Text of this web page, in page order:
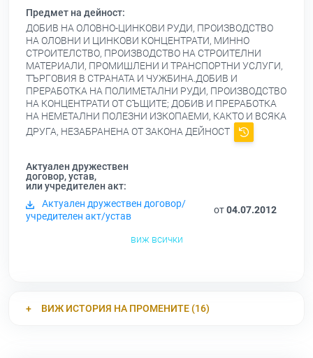
Предмет на дейност:
ДОБИВ НА ОЛОВНО-ЦИНКОВИ РУДИ, ПРОИЗВОДСТВО
НА ОЛОВНИ И ЦИНКОВИ КОНЦЕНТРАТИ, МИННО
СТРОИТЕЛСТВО, ПРОИЗВОДСТВО НА СТРОИТЕЛНИ
МАТЕРИАЛИ, ПРОМИШЛЕНИ И ТРАНСПОРТНИ УСЛУГИ,
ТЪРГОВИЯ В СТРАНАТА И ЧУЖБИНА.ДОБИВ И
ПРЕРАБОТКА НА ПОЛИМЕТАЛНИ РУДИ, ПРОИЗВОДСТВО
НА КОНЦЕНТРАТИ ОТ СЪЩИТЕ; ДОБИВ И ПРЕРАБОТКА
НА НЕМЕТАЛНИ ПОЛЕЗНИ ИЗКОПАЕМИ, КАКТО И ВСЯКА
ДРУГА, НЕЗАБРАНЕНА ОТ ЗАКОНА ДЕЙНОСТ
Актуален дружествен
договор, устав,
или учредителен акт:
Актуален дружествен договор/
учредителен акт/устав
от04.07.2012
виж всички
ВИЖ ИСТОРИЯ НА ПРОМЕНИТЕ (16)